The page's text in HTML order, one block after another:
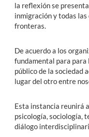
la reflexión se
inmigración y todas
fronteras.
De acuerdo a los
fundamental para para
público de la sociedad
lugar del otro entre
Esta instancia reunirá
psicología, sociología,
diálogo